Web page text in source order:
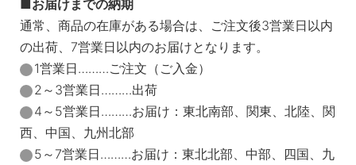
お届けまでの納期
通常、商品の在庫がある場合は、ご注文後3営業日以内
の出荷、7営業日以内のお届けとなります。
1営業日………ご注文（ご入金）
2～3営業日………出荷
4～5営業日………お届け：東北南部、関東、北陸、関
西、中国、九州北部
5～7営業日………お届け：東北北部、中部、四国、九